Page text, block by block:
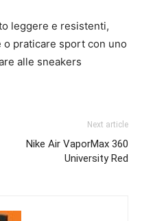
leggere e resistenti,
praticare sport con uno
alle sneakers
Next article
Nike Air VaporMax 360
University Red